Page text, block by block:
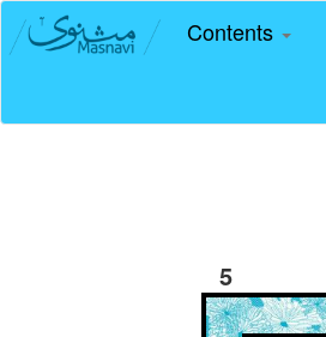
Contents
5